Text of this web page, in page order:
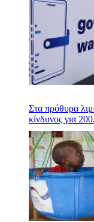
Στα πρόθυρα
κίνδυνος για